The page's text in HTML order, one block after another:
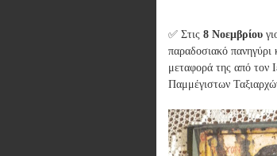
✅ Στις 8 Νοεμβρίου
παραδοσιακό πανηγύρι
μεταφορά της από τον
Παμμέγιστων